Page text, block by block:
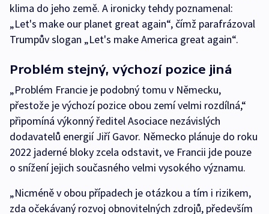
klima do jeho země. A ironicky tehdy poznamenal:
„Let's make our planet great again“, čímž parafrázoval
Trumpův slogan „Let's make America great again“.
Problém stejný, výchozí pozice jiná
„Problém Francie je podobný tomu v Německu,
přestože je výchozí pozice obou zemí velmi rozdílná,“
připomíná výkonný ředitel Asociace nezávislých
dodavatelů energií Jiří Gavor. Německo plánuje do roku
2022 jaderné bloky zcela odstavit, ve Francii jde pouze
o snížení jejich současného velmi vysokého významu.
„Nicméně v obou případech je otázkou a tím i rizikem,
zda očekávaný rozvoj obnovitelných zdrojů, především